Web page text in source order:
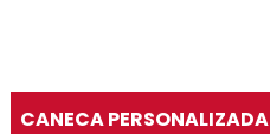
CANECA PERSONALIZADA